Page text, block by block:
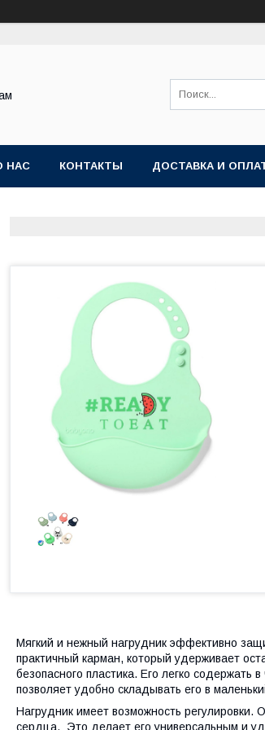
НАС КОНТАКТЫ ДОСТАВКА И
Мягкий и нежный нагрудник эффективно
практичный карман, который удерживает
безопасного пластика. Его легко
позволяет удобно складывать его в
Нагрудник имеет возможность
сердца. Это делает его универсальным и